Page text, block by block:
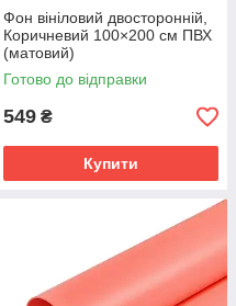
Фон вініловий двосторонній,
Коричневий 100×200 см ПВХ
(матовий)
Готово до відправки
549 ₴
Купити